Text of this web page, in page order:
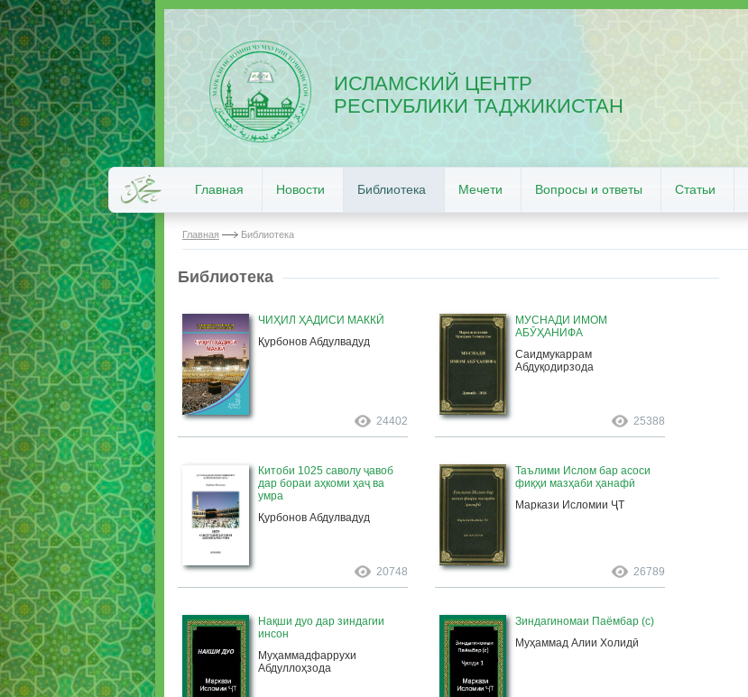
ИСЛАМСКИЙ ЦЕНТР
РЕСПУБЛИКИ ТАДЖИКИСТАН
Главная Новости Библиотека Мечети Вопросы и ответы Статьи
Главная Библиотека
Библиотека
ЧИҲИЛ ҲАДИСИ МАККӢ
Қурбонов Абдулвадуд
24402
МУСНАДИ ИМОМ
АБӮҲАНИФА
Саидмукаррам
Абдуқодирзода
25388
Китоби 1025 саволу ҷавоб
дар бораи аҳкоми ҳаҷ ва
умра
Қурбонов Абдулвадуд
20748
Таълими Ислом бар асоси
фиқҳи мазҳаби ҳанафӣ
Маркази Исломии ҶТ
26789
Нақши дуо дар зиндагии
инсон
Муҳаммадфаррухи
Абдуллоҳзода
Зиндагиномаи Паёмбар (с)
Муҳаммад Алии Холидӣ